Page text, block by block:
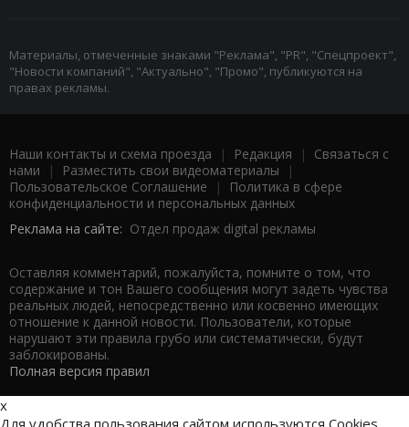
Материалы, отмеченные знаками "Реклама", "PR", "Спецпроект",
"Новости компаний", "Актуально", "Промо", публикуются на
правах рекламы.
Наши контакты и схема проезда | Редакция | Связаться с
нами | Разместить свои видеоматериалы |
Пользовательское Соглашение |
Политика в сфере
конфиденциальности и персональных данных
Реклама на сайте: Отдел продаж digital рекламы
Оставляя комментарий, пожалуйста, помните о том, что
содержание и тон Вашего сообщения могут задеть чувства
реальных людей, непосредственно или косвенно имеющих
отношение к данной новости. Пользователи, которые
нарушают эти правила грубо или систематически, будут
заблокированы.
Полная версия правил
x